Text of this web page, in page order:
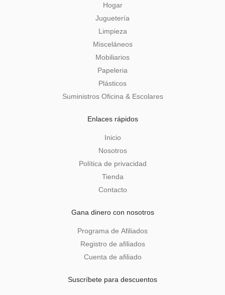
Hogar
Juguetería
Limpieza
Misceláneos
Mobiliarios
Papeleria
Plásticos
Suministros Oficina & Escolares
Enlaces rápidos
Inicio
Nosotros
Política de privacidad
Tienda
Contacto
Gana dinero con nosotros
Programa de Afiliados
Registro de afiliados
Cuenta de afiliado
Suscríbete para descuentos